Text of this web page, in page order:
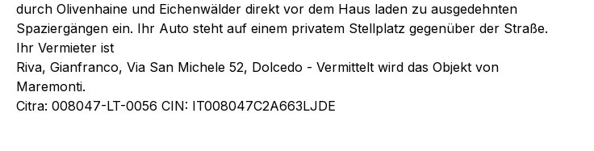
durch Olivenhaine und Eichenwälder direkt vor dem Haus laden zu ausgedehnten
Spaziergängen ein. Ihr Auto steht auf einem privatem Stellplatz gegenüber der Straße.
Ihr Vermieter ist
Riva, Gianfranco, Via San Michele 52, Dolcedo - Vermittelt wird das Objekt von
Maremonti.
Citra: 008047-LT-0056 CIN: IT008047C2A663LJDE